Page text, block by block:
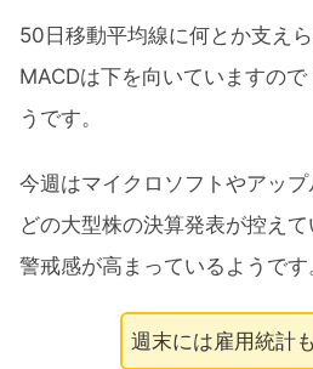
50日移動平均線に何とか支え
MACDは下を向いていますの
うです。
今週はマイクロソフトやアッ
どの大型株の決算発表が控え
警戒感が高まっているようです
週末には雇用統計